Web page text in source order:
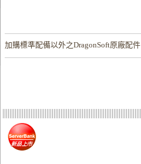
加購標準配備以外之DragonSoft原廠配件